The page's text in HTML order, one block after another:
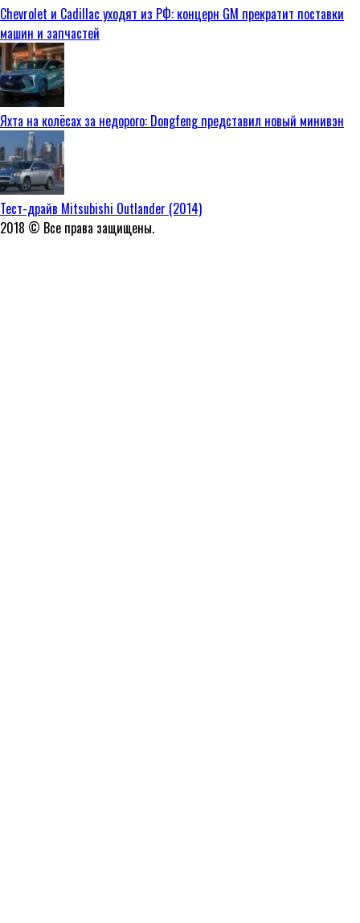
Chevrolet и Cadillac уходят из РФ: концерн GM прекратит поставки
машин и запчастей
Яхта на колёсах за недорого: Dongfeng представил новый минивэн
Тест-драйв Mitsubishi Outlander (2014)
2018 © Все права защищены.